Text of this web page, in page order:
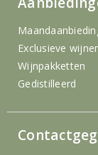
Exclusieve
Wijnpakketten
Gedistilleerd